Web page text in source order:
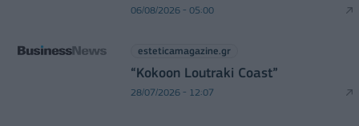
06/08/2026 - 05:00
esteticamagazine.gr
“Kokoon Loutraki Coast”
28/07/2026 - 12:07